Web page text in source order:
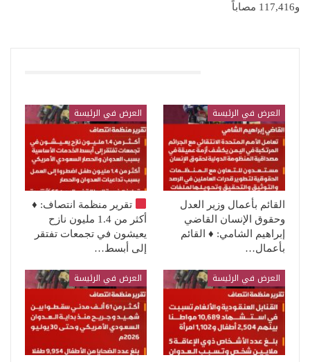
و117,416 مصاباً
العرض في الرئيسة
القائم بأعمال وزير العدل
وحقوق الإنسان القاضي
إبراهيم الشامي: ♦️ القائم
بأعمال…
العرض في الرئيسة
تقرير منظمة انتصاف: ♦️
أكثر من 1.4 مليون نازح
يعيشون في تجمعات تفتقر
إلى أبسط…
العرض في الرئيسة العرض في الرئيسة